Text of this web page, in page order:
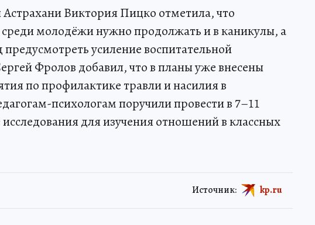
Виктория Пицко отметила, что
молодёжи нужно продолжать и в каникулы, а
усиление воспитательной
Фролов добавил, что в планы уже внесены
по профилактике травли и насилия в
психологам поручили провести в 7–11
для изучения отношений в классных
Источник: kp.ru